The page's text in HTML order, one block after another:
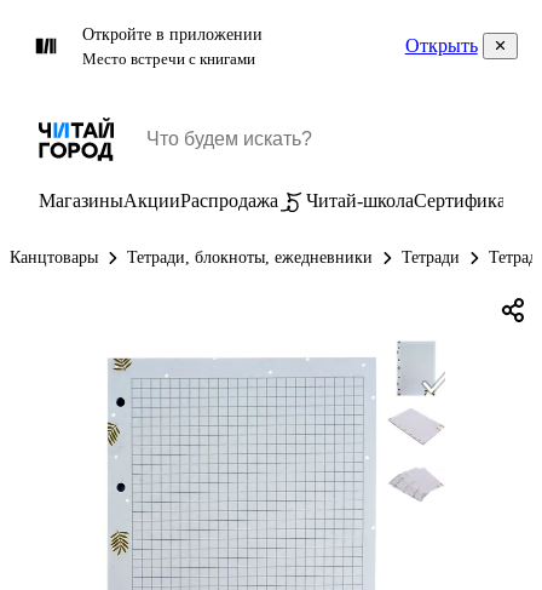
Откройте в приложении
Место встречи с книгами
Открыть
МагазиныАкцииРаспродажа Читай-школаСертификаты
Канцтовары Тетради, блокноты, ежедневники Тетради